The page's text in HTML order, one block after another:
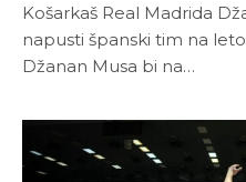
Košarkaš Real Madrida
napusti španski tim na
Džanan Musa bi na…